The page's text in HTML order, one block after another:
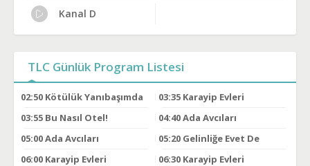
Kanal D
TLC Günlük Program Listesi
02:50 Kötülük Yanıbaşımda 03:35 Karayip Evleri
03:55 Bu Nasıl Otel! 04:40Ada Avcıları
05:00Ada Avcıları 05:20 Gelinliğe Evet De
06:00 Karayip Evleri 06:30 Karayip Evleri